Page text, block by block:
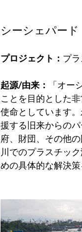
シーシェパー
プロジェクト： プ
起源/由来：
「オー
ことを目的とした
使命としています
援する旧来からの
府、財団、その他
川でのプラスチッ
めの具体的な解決策